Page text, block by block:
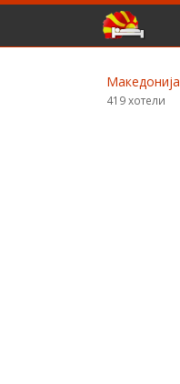
Македонија
419 хотели